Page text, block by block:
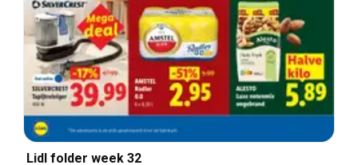
Lidl folder week 32